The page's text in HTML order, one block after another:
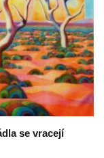
se vracejí